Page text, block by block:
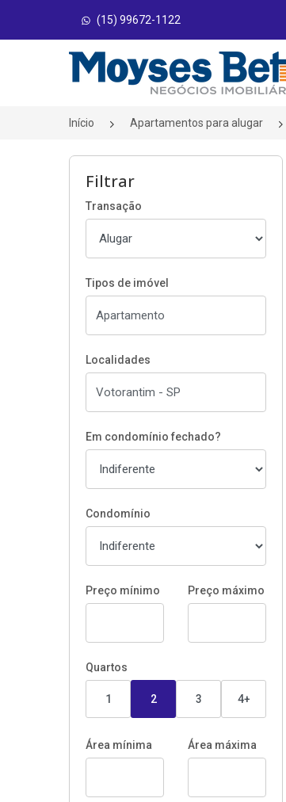
(15) 99672-1122
Página inicial
Início Apartamentos para alugar
Filtrar
Transação
Tipos de imóvel
Localidades
Em condomínio fechado?
Condomínio
Preço mínimo Preço máximo
Quartos
1 2 3 4+
Área mínima Área máxima